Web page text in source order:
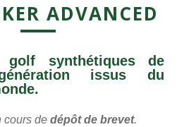
ADVANCED
golf synthétiques de
issus du
cours de dépôt de brevet.